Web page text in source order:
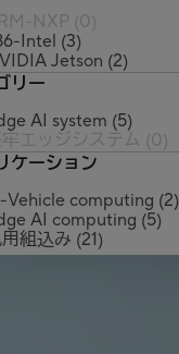
NXP (0)
Intel (3)
Jetson (2)
リー
AI system (5)
エッジシステム (0)
ケーション
Vehicle computing (2)
AI computing (5)
組込み (21)